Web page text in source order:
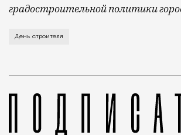
градостроительной политики
В этом году профессиональный
День строителя